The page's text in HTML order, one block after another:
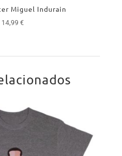
Miguel Indurain
14,99 €